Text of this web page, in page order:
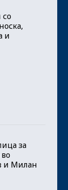
со
и
за
и Милан